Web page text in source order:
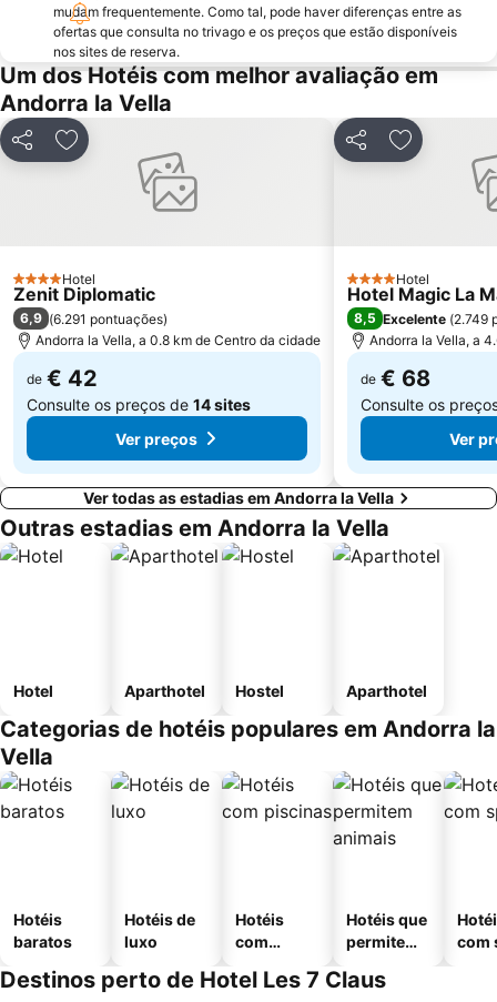
mudam frequentemente. Como tal, pode haver diferenças entre as
ofertas que consulta no trivago e os preços que estão disponíveis
nos sites de reserva.
Um dos Hotéis com melhor avaliação em
Andorra la Vella
PartilharAdicionar aos favoritos
4 Estrelas
Hotel
Zenit Diplomatic
6,9 (6.291 pontuações)
Andorra la Vella, a 0.8 km de Centro da cidade
de € 42
Consulte os preços de 14 sites
Ver preços
PartilharAdicionar
4 Estrelas
Hotel
Hotel Magic La
8,5 Excelente (2.749
Andorra la Vella, a
de € 68
Consulte os
Ver
Ver todas as estadias em Andorra la Vella
Outras estadias em Andorra la Vella
Hotel Aparthotel Hostel Aparthotel
Categorias de hotéis populares em Andorra la
Vella
Hotéis
baratos
Hotéis de
luxo
Hotéis
com
Hotéis que
permitem
com
Destinos perto de Hotel Les 7 Claus